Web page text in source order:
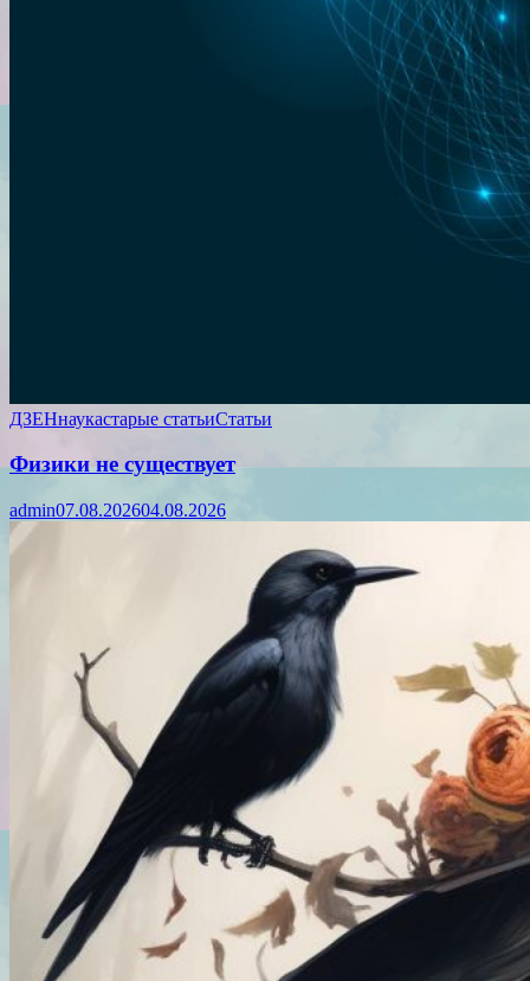
ДЗЕНнаукастарые статьиСтатьи
Физики не существует
admin07.08.202604.08.2026